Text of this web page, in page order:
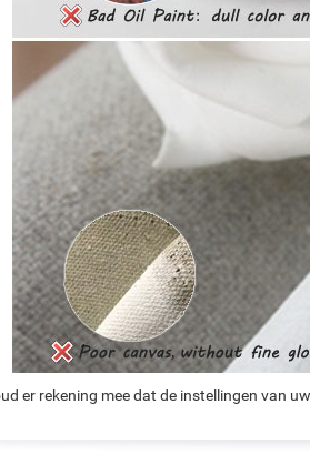
er rekening mee dat de instellingen van